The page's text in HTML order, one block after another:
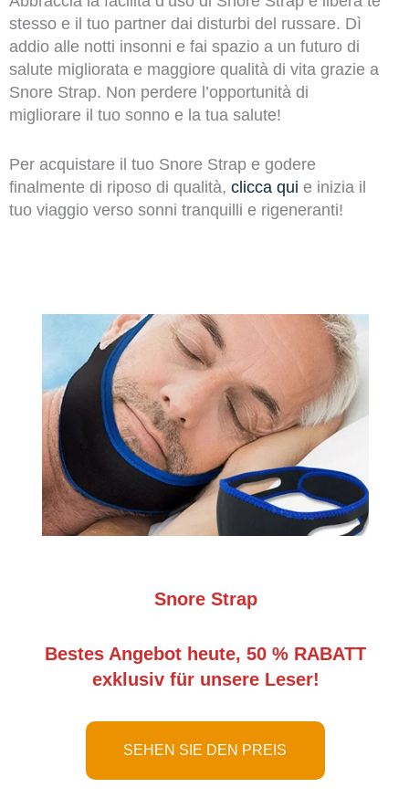
stesso e il tuo partner dai disturbi del russare. Dì
addio alle notti insonni e fai spazio a un futuro di
salute migliorata e maggiore qualità di vita grazie a
Snore Strap. Non perdere l’opportunità di
migliorare il tuo sonno e la tua salute!
Per acquistare il tuo Snore Strap e godere
finalmente di riposo di qualità, clicca qui e inizia il
tuo viaggio verso sonni tranquilli e rigeneranti!
Snore Strap
Bestes Angebot heute, 50 % RABATT
exklusiv für unsere Leser!
SEHEN SIE DEN PREIS